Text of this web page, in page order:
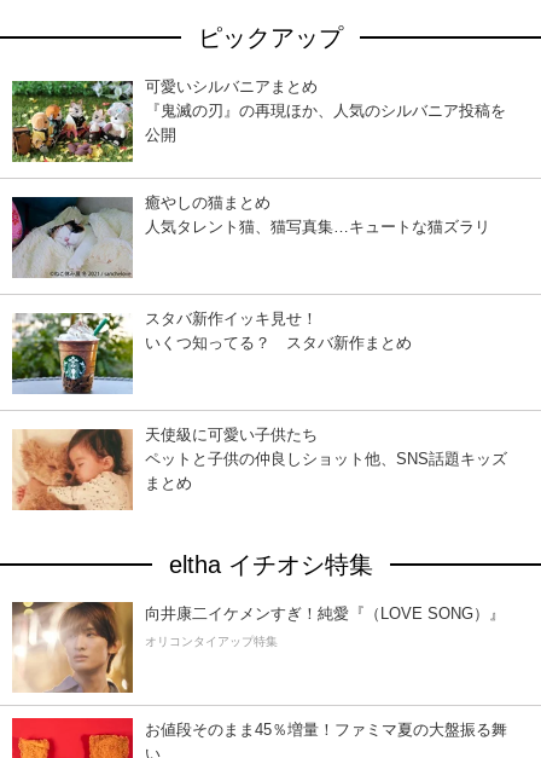
ピックアップ
可愛いシルバニアまとめ
『鬼滅の刃』の再現ほか、人気のシルバニア投稿を
公開
癒やしの猫まとめ
人気タレント猫、猫写真集…キュートな猫ズラリ
スタバ新作イッキ見せ！
いくつ知ってる？ スタバ新作まとめ
天使級に可愛い子供たち
ペットと子供の仲良しショット他、SNS話題キッズ
まとめ
eltha イチオシ特集
向井康二イケメンすぎ！純愛『（LOVE SONG）』
オリコンタイアップ特集
お値段そのまま45％増量！ファミマ夏の大盤振る舞
い